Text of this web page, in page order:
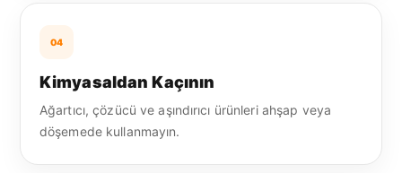
04
Kimyasaldan Kaçının
Ağartıcı, çözücü ve aşındırıcı ürünleri ahşap veya
döşemede kullanmayın.